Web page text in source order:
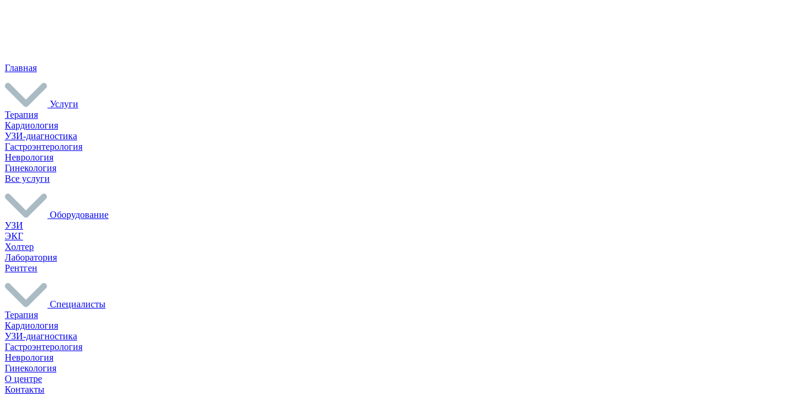
Главная
Услуги
Терапия
Кардиология
УЗИ-диагностика
Гастроэнтерология
Неврология
Гинекология
Все услуги
Оборудование
УЗИ
ЭКГ
Холтер
Лаборатория
Рентген
Специалисты
Терапия
Кардиология
УЗИ-диагностика
Гастроэнтерология
Неврология
Гинекология
О центре
Контакты